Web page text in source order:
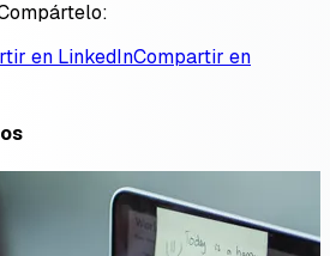
en LinkedInCompartir en